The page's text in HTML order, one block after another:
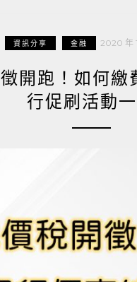
資訊分享 金融 2020 年
開跑！如何繳
行促刷活動